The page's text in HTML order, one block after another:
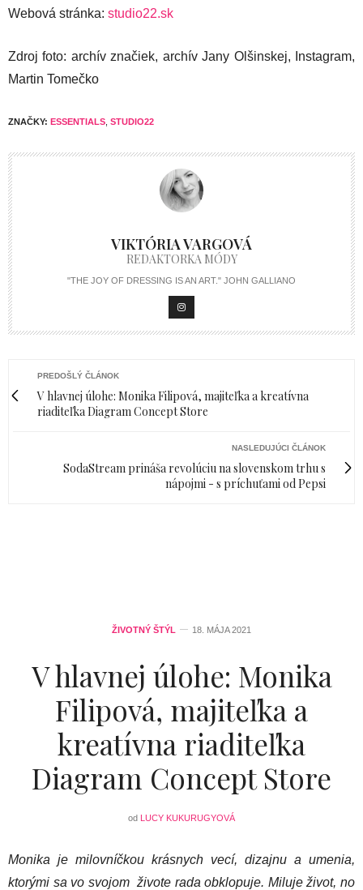
Webová stránka: studio22.sk
Zdroj foto: archív značiek, archív Jany Olšinskej, Instagram,
Martin Tomečko
ZNAČKY: ESSENTIALS STUDIO22
VIKTÓRIA VARGOVÁ
REDAKTORKA MÓDY
"THE JOY OF DRESSING IS AN ART." JOHN GALLIANO
PREDOŠLÝ ČLÁNOK
V hlavnej úlohe: Monika Filipová, majiteľka a kreatívna
riaditeľka Diagram Concept Store
NASLEDUJÚCI ČLÁNOK
SodaStream prináša revolúciu na slovenskom trhu s
nápojmi - s príchuťami od Pepsi
ŽIVOTNÝ ŠTÝL 18. MÁJA 2021
V hlavnej úlohe: Monika
Filipová, majiteľka a
kreatívna riaditeľka
Diagram Concept Store
od LUCY KUKURUGYOVÁ
Monika je milovníčkou krásnych vecí, dizajnu a umenia,
ktorými sa vo svojom živote rada obklopuje. Miluje život, no